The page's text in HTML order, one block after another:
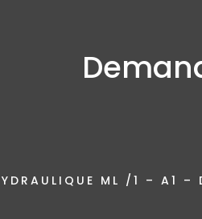
ML /1 – A1 –